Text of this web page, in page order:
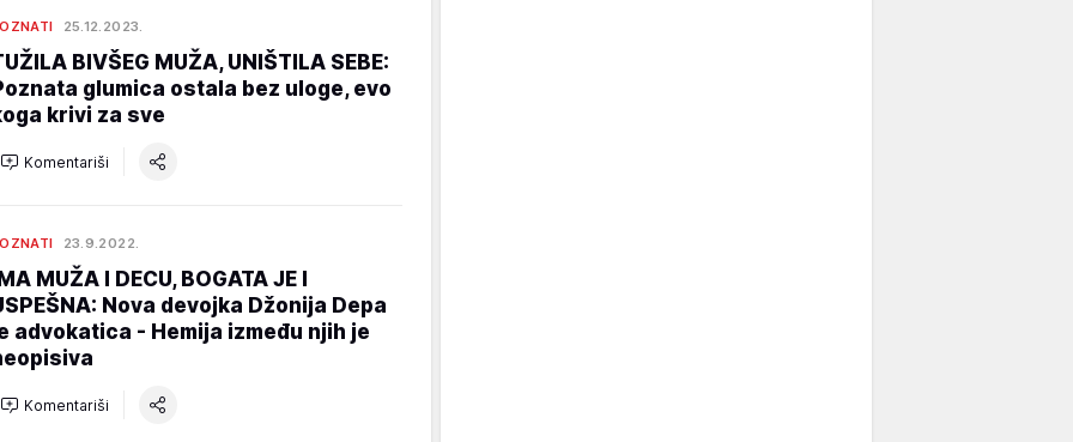
25.12.2023.
BIVŠEG MUŽA, UNIŠTILA SEBE:
glumica ostala bez uloge, evo
krivi za sve
Komentariši
23.9.2022.
MUŽA I DECU, BOGATA JE I
Nova devojka Džonija Depa
advokatica - Hemija između njih je
Komentariši